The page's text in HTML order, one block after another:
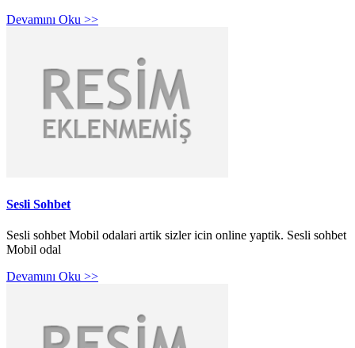
Devamını Oku >>
Sesli Sohbet
Sesli sohbet Mobil odalari artik sizler icin online yaptik. Sesli sohbet
Mobil odal
Devamını Oku >>